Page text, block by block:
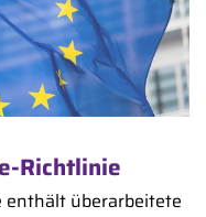
Richtlinie
enthält überarbeitete